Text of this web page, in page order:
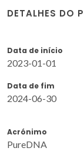
DETALHES DO
Data de início
2023-01-01
Data de fim
2024-06-30
Acrónimo
PureDNA